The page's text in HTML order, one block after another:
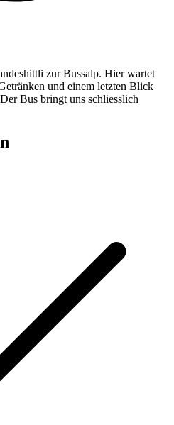
zur Bussalp. Hier wartet
und einem letzten Blick
Bus bringt uns schliesslich